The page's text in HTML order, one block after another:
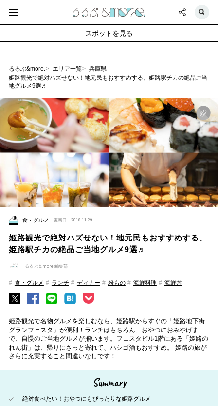
るるぶ&more. エリア一覧
兵庫県
姫路観光で絶対ハズせない！地元民もおすすめする、姫路駅チカの絶品ご当
地グルメ9選♬
食・グルメ 更新日：2018.11.29
姫路観光で絶対ハズせない！地元民もおすすめする、
姫路駅チカの絶品ご当地グルメ9選♬
るるぶ＆more.編集部
食・グルメ ランチ ディナー 粉もの 海鮮料理 海鮮丼
姫路観光で名物グルメを楽しむなら、姫路駅からすぐの「姫路地下街
グランフェスタ」が便利！ランチはもちろん、おやつにおみやげま
で、自慢のご当地グルメが揃います。フェスタビル1階にある「姫路の
れん街」は、帰りにさっと寄れて、ハシゴ酒もおすすめ。 姫路の旅が
さらに充実すること間違いなしです！
Summary
絶対食べたい！おやつにもぴったりな姫路グルメ
スポットを見る